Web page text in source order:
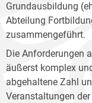
Grundausbildung
Abteilung
zusammengeführt.
Die Anforderungen
äußerst komplex
abgehaltene Zahl
Veranstaltungen